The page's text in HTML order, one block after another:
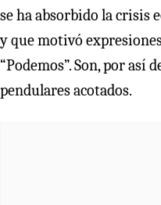
se ha absorbido la crisis
y que motivó
“Podemos”. Son, por así
pendulares acotados.